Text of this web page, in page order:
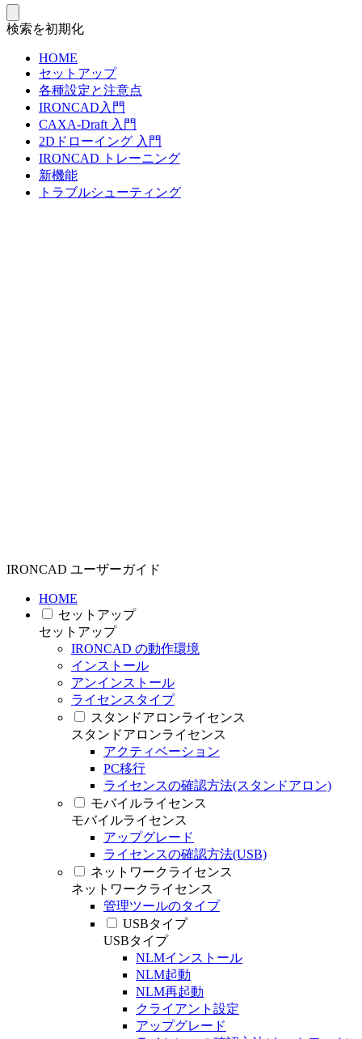
検索を初期化
HOME
セットアップ
各種設定と注意点
IRONCAD入門
CAXA-Draft 入門
2Dドローイング 入門
IRONCAD トレーニング
新機能
トラブルシューティング
IRONCAD ユーザーガイド
HOME
セットアップ
セットアップ
IRONCAD の動作環境
インストール
アンインストール
ライセンスタイプ
スタンドアロンライセンス
スタンドアロンライセンス
アクティベーション
PC移行
ライセンスの確認方法(スタンドアロン)
モバイルライセンス
モバイルライセンス
アップグレード
ライセンスの確認方法(USB)
ネットワークライセンス
ネットワークライセンス
管理ツールのタイプ
USBタイプ
USBタイプ
NLMインストール
NLM起動
NLM再起動
クライアント設定
アップグレード